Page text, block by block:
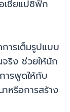
เชียแปซิฟิก
ารเต็มรูปแบบ
ริง ช่วยให้นัก
ารพูดให้กับ
หรือการสร้าง